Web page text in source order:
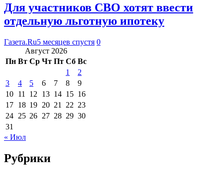
Для участников СВО хотят ввести
отдельную льготную ипотеку
Газета.Ru5 месяцев спустя 0
Август 2026
Пн Вт Ср Чт Пт Сб Вс
1
2
3
4 5 6 7 8
9
10 11 12 13 14 15 16
17 18 19 20 21 22 23
24 25 26 27 28 29 30
31
« Июл
Рубрики